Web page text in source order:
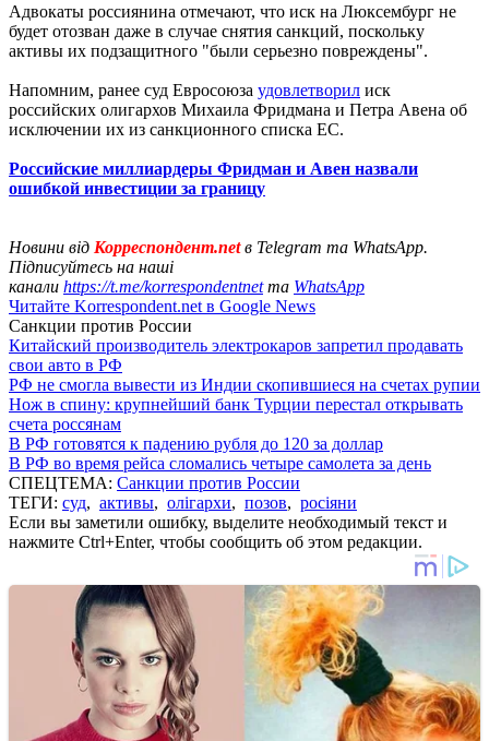
Адвокаты россиянина отмечают, что иск на Люксембург не
будет отозван даже в случае снятия санкций, поскольку
активы их подзащитного "были серьезно повреждены".
Напомним, ранее суд Евросоюза удовлетворил иск
российских олигархов Михаила Фридмана и Петра Авена об
исключении их из санкционного списка ЕС.
Российские миллиардеры Фридман и Авен назвали
ошибкой инвестиции за границу
Новини від Корреспондент.netв Telegram та WhatsApp.
Підписуйтесь на наші
канали https://t.me/korrespondentnetта WhatsApp
Читайте Korrespondent.net в Google News
Санкции против России
Китайский производитель электрокаров запретил продавать
свои авто в РФ
РФ не смогла вывести из Индии скопившиеся на счетах рупии
Нож в спину: крупнейший банк Турции перестал открывать
счета россянам
В РФ готовятся к падению рубля до 120 за доллар
В РФ во время рейса сломались четыре самолета за день
СПЕЦТЕМА: Санкции против России
ТЕГИ: суд, активы, олігархи, позов, росіяни
Если вы заметили ошибку, выделите необходимый текст и
нажмите Ctrl+Enter, чтобы сообщить об этом редакции.